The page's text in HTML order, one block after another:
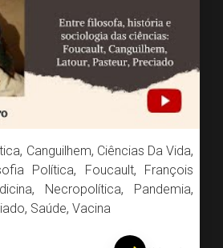
, Canguilhem, Ciências Da Vida,
Política, Foucault, François
, Necropolítica, Pandemia,
, Saúde, Vacina